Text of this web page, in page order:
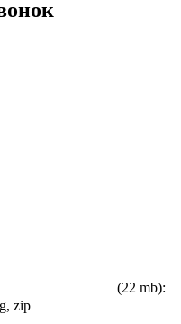
(22 mb):
zip